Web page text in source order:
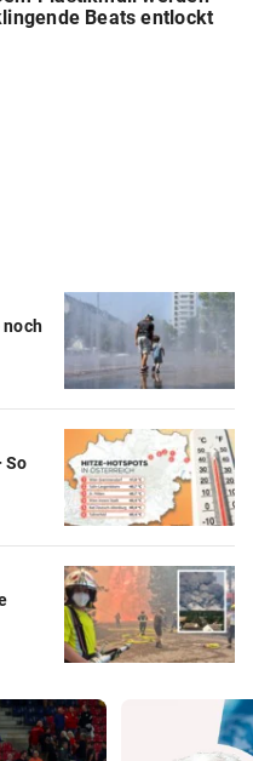
Beats entlockt
noch
So